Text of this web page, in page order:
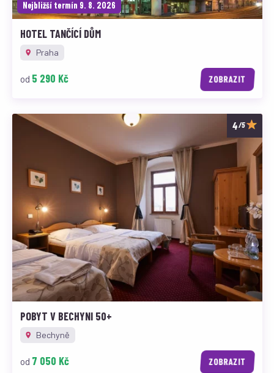
Nejbližší termín 9. 8. 2026
HOTEL TANČÍCÍ DŮM
Praha
od 5 290 Kč ZOBRAZIT
/5
POBYT V BECHYNI 50+
Bechyně
od 7 050 Kč ZOBRAZIT